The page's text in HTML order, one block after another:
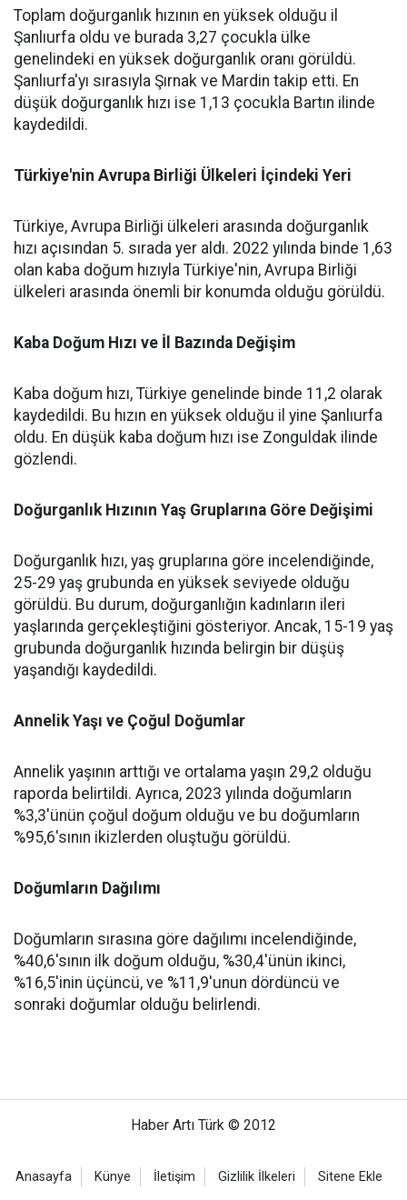
Toplam doğurganlık hızının en yüksek olduğu il
Şanlıurfa oldu ve burada 3,27 çocukla ülke
genelindeki en yüksek doğurganlık oranı görüldü.
Şanlıurfa'yı sırasıyla Şırnak ve Mardin takip etti. En
düşük doğurganlık hızı ise 1,13 çocukla Bartın ilinde
kaydedildi.
Türkiye'nin Avrupa Birliği Ülkeleri İçindeki Yeri
Türkiye, Avrupa Birliği ülkeleri arasında doğurganlık
hızı açısından 5. sırada yer aldı. 2022 yılında binde 1,63
olan kaba doğum hızıyla Türkiye'nin, Avrupa Birliği
ülkeleri arasında önemli bir konumda olduğu görüldü.
Kaba Doğum Hızı ve İl Bazında Değişim
Kaba doğum hızı, Türkiye genelinde binde 11,2 olarak
kaydedildi. Bu hızın en yüksek olduğu il yine Şanlıurfa
oldu. En düşük kaba doğum hızı ise Zonguldak ilinde
gözlendi.
Doğurganlık Hızının Yaş Gruplarına Göre Değişimi
Doğurganlık hızı, yaş gruplarına göre incelendiğinde,
25-29 yaş grubunda en yüksek seviyede olduğu
görüldü. Bu durum, doğurganlığın kadınların ileri
yaşlarında gerçekleştiğini gösteriyor. Ancak, 15-19 yaş
grubunda doğurganlık hızında belirgin bir düşüş
yaşandığı kaydedildi.
Annelik Yaşı ve Çoğul Doğumlar
Annelik yaşının arttığı ve ortalama yaşın 29,2 olduğu
raporda belirtildi. Ayrıca, 2023 yılında doğumların
%3,3'ünün çoğul doğum olduğu ve bu doğumların
%95,6'sının ikizlerden oluştuğu görüldü.
Doğumların Dağılımı
Doğumların sırasına göre dağılımı incelendiğinde,
%40,6'sının ilk doğum olduğu, %30,4'ünün ikinci,
%16,5'inin üçüncü, ve %11,9'unun dördüncü ve
sonraki doğumlar olduğu belirlendi.
Haber Artı Türk © 2012
Anasayfa Künye İletişim Gizlilik İlkeleri Sitene Ekle